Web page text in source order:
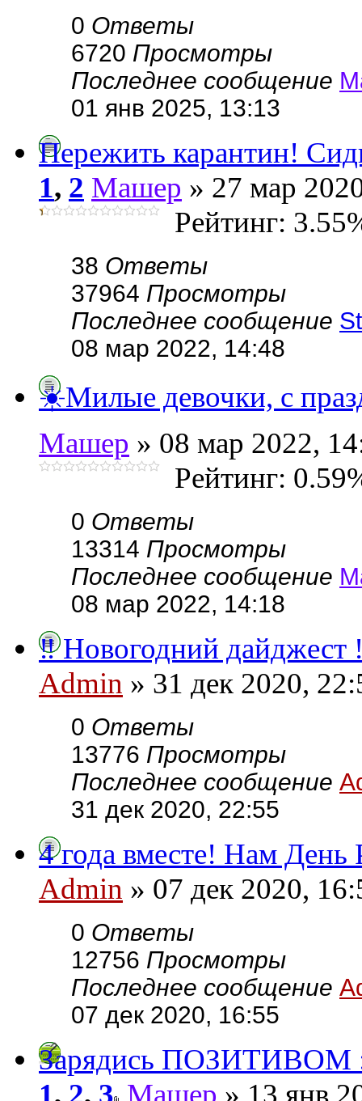
0 Ответы
6720 Просмотры
Последнее сообщение
01 янв 2025, 13:13
Пережить карантин!
1, 2 Машер » 27 мар
Рейтинг:
38 Ответы
37964 Просмотры
Последнее сообщение
08 мар 2022, 14:48
☀️Милые девочки, с
Машер » 08 мар 2022,
Рейтинг:
0 Ответы
13314 Просмотры
Последнее сообщение
08 мар 2022, 14:18
‼ Новогодний дайджест
Admin » 31 дек 2020,
0 Ответы
13776 Просмотры
Последнее сообщение
31 дек 2020, 22:55
4 года вместе! Нам
Admin » 07 дек 2020,
0 Ответы
12756 Просмотры
Последнее сообщение
07 дек 2020, 16:55
Зарядись ПОЗИТИВОМ